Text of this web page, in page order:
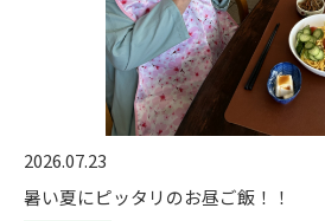
2026.07.23
暑い夏にピッタリのお昼ご飯！！